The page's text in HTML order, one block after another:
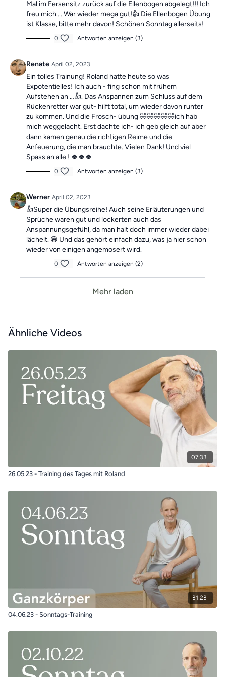
Mal im Fersensitz zurück auf die Ellenbogen abgelegt!!! Ich
freu mich.... War wieder mega gut!👍 Die Ellenbogen Übung
ist Klasse, bitte mehr davon! Schönen Sonntag allerseits!
0 Antworten anzeigen (3)
Renate April 02, 2023
Ein tolles Trainung! Roland hatte heute so was
Expotentielles! Ich auch - fing schon mit frühem
Aufstehen an …👍. Das Anspannen zum Schluss auf dem
Rückenretter war gut- hilft total, um wieder davon runter
zu kommen. Und die Frosch- übung 🤣🤣🤣🤣🤣ich hab
mich weggelacht. Erst dachte ich- ich geb gleich auf aber
dann kamen genau die richtigen Reime und die
Anfeuerung, die man brauchte. Vielen Dank! Und viel
Spass an alle ! 🍀🍀🍀
0 Antworten anzeigen (3)
Werner April 02, 2023
👍Super die Übungsreihe! Auch seine Erläuterungen und
Sprüche waren gut und lockerten auch das
Anspannungsgefühl, da man halt doch immer wieder dabei
lächelt. 😁 Und das gehört einfach dazu, was ja hier schon
wieder von einigen angemosert wird.
0 Antworten anzeigen (2)
Mehr laden
Ähnliche Videos
07:33
26.05.23 - Training des Tages mit Roland
31:23
04.06.23 - Sonntags-Training